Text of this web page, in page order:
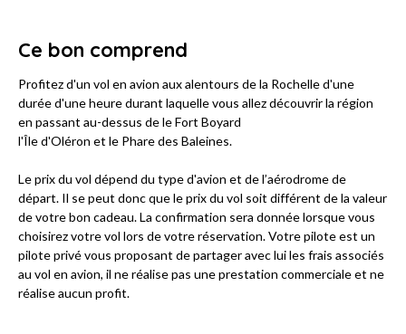
Ce bon comprend
Profitez d'un vol en avion aux alentours de la Rochelle d'une
durée d'une heure durant laquelle vous allez découvrir la région
en passant au-dessus de le Fort Boyard
l'Île d'Oléron et le Phare des Baleines.
Le prix du vol dépend du type d'avion et de l’aérodrome de
départ. Il se peut donc que le prix du vol soit différent de la valeur
de votre bon cadeau. La confirmation sera donnée lorsque vous
choisirez votre vol lors de votre réservation. Votre pilote est un
pilote privé vous proposant de partager avec lui les frais associés
au vol en avion, il ne réalise pas une prestation commerciale et ne
réalise aucun profit.